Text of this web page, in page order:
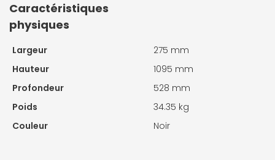
Caractéristiques
physiques
Largeur
275 mm
Hauteur
1095 mm
Profondeur
528 mm
Poids
34.35 kg
Couleur
Noir